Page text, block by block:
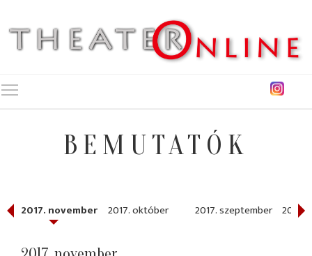
BEMUTATÓK
2017. november 2017. október 2017. szeptember 2017.